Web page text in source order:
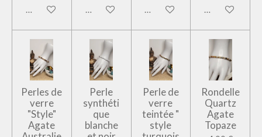
Ajouter au panierAjouter au panierAjouter au panierAjouter au
Perles de
verre
"Style"
Agate
Perle
synthéti
que
blanche
Perle de
verre
teintée "
style
Rondelle
Quartz
Agate
Topaze